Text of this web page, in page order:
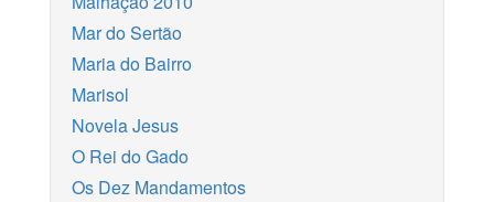
Mar do Sertão
Maria do Bairro
Marisol
Novela Jesus
O Rei do Gado
Os Dez Mandamentos